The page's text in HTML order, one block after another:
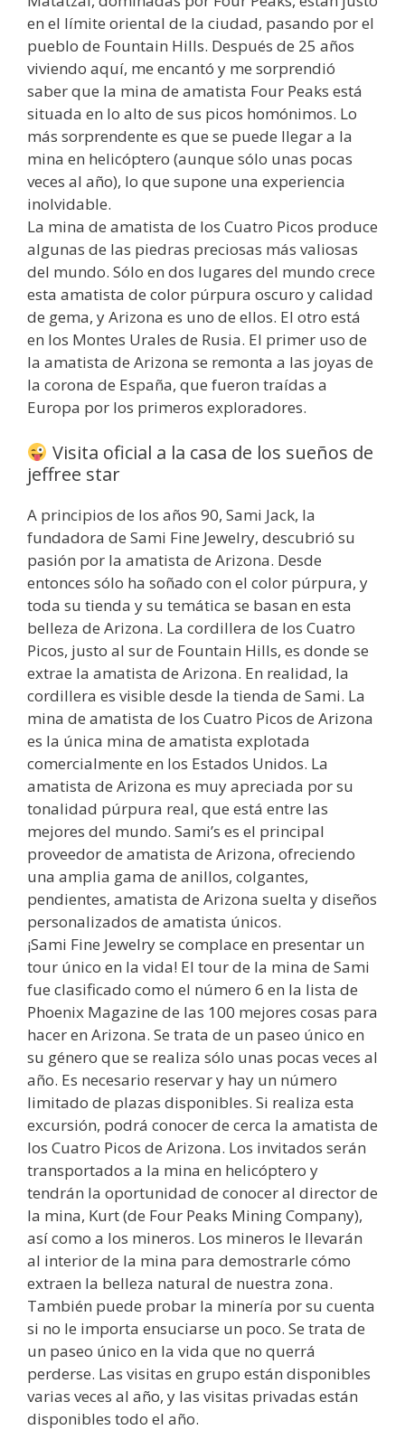
en el límite oriental de la ciudad, pasando por el
pueblo de Fountain Hills. Después de 25 años
viviendo aquí, me encantó y me sorprendió
saber que la mina de amatista Four Peaks está
situada en lo alto de sus picos homónimos. Lo
más sorprendente es que se puede llegar a la
mina en helicóptero (aunque sólo unas pocas
veces al año), lo que supone una experiencia
inolvidable.
La mina de amatista de los Cuatro Picos produce
algunas de las piedras preciosas más valiosas
del mundo. Sólo en dos lugares del mundo crece
esta amatista de color púrpura oscuro y calidad
de gema, y Arizona es uno de ellos. El otro está
en los Montes Urales de Rusia. El primer uso de
la amatista de Arizona se remonta a las joyas de
la corona de España, que fueron traídas a
Europa por los primeros exploradores.
Visita oficial a la casa de los sueños de
jeffree star
A principios de los años 90, Sami Jack, la
fundadora de Sami Fine Jewelry, descubrió su
pasión por la amatista de Arizona. Desde
entonces sólo ha soñado con el color púrpura, y
toda su tienda y su temática se basan en esta
belleza de Arizona. La cordillera de los Cuatro
Picos, justo al sur de Fountain Hills, es donde se
extrae la amatista de Arizona. En realidad, la
cordillera es visible desde la tienda de Sami. La
mina de amatista de los Cuatro Picos de Arizona
es la única mina de amatista explotada
comercialmente en los Estados Unidos. La
amatista de Arizona es muy apreciada por su
tonalidad púrpura real, que está entre las
mejores del mundo. Sami’s es el principal
proveedor de amatista de Arizona, ofreciendo
una amplia gama de anillos, colgantes,
pendientes, amatista de Arizona suelta y diseños
personalizados de amatista únicos.
¡Sami Fine Jewelry se complace en presentar un
tour único en la vida! El tour de la mina de Sami
fue clasificado como el número 6 en la lista de
Phoenix Magazine de las 100 mejores cosas para
hacer en Arizona. Se trata de un paseo único en
su género que se realiza sólo unas pocas veces al
año. Es necesario reservar y hay un número
limitado de plazas disponibles. Si realiza esta
excursión, podrá conocer de cerca la amatista de
los Cuatro Picos de Arizona. Los invitados serán
transportados a la mina en helicóptero y
tendrán la oportunidad de conocer al director de
la mina, Kurt (de Four Peaks Mining Company),
así como a los mineros. Los mineros le llevarán
al interior de la mina para demostrarle cómo
extraen la belleza natural de nuestra zona.
También puede probar la minería por su cuenta
si no le importa ensuciarse un poco. Se trata de
un paseo único en la vida que no querrá
perderse. Las visitas en grupo están disponibles
varias veces al año, y las visitas privadas están
disponibles todo el año.